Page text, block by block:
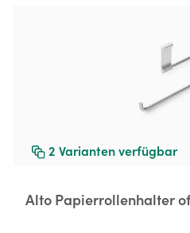
2 Varianten verfügbar
Alto Papierrollenhalter